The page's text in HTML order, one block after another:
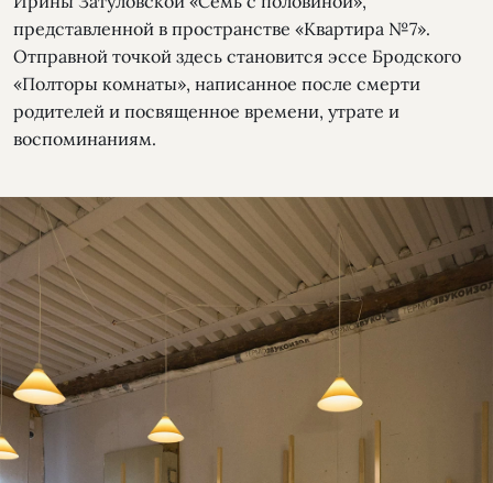
представленной в пространстве «Квартира №7».
Отправной точкой здесь становится эссе Бродского
«Полторы комнаты», написанное после смерти
родителей и посвященное времени, утрате и
воспоминаниям.